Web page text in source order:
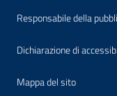
Menu di
Responsabile della
Dichiarazione di
Mappa del sitoSito